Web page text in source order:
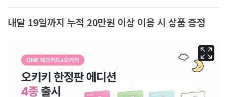
내달 19일까지 누적 20만원 이상 이용 시 상품 증정